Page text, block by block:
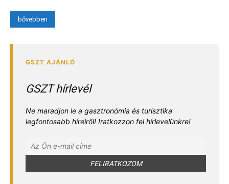
bővebben
GSZT hírlevél
Ne maradjon le a gasztronómia és turisztika
legfontosabb híreiről! Iratkozzon fel hírlevelünkre!